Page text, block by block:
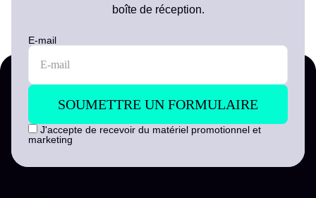
boîte de réception.
E-mail
J'accepte de recevoir du matériel promotionnel et
marketing